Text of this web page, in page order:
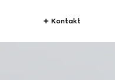
Kontakt